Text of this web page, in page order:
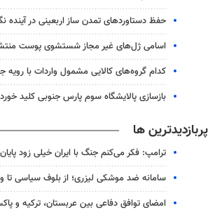
حفظ دستاوردهای تمدن ساز اربعینی در آینده
اسامی ژل‌های غیر مجاز شستشوی پوست
کدام گروه‌های کالایی مشمول واردات با
بازسازی پالایشگاه سوم پارس جنوبی کلید خورد
پربازدیدترین ها
ترامپ: فکر می‌کنم جنگ با ایران خیلی زود
سامانه ضد موشکی لیزری؛ از بلوف سیاسی تا
امضای توافق دفاعی بین عربستان، ترکیه و